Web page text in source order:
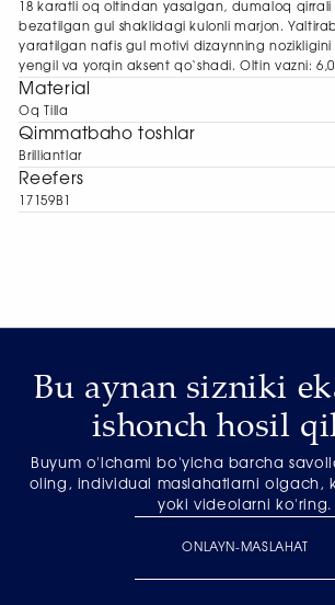
18 karatli oq oltindan yasalgan, dumaloq
bezatilgan gul shaklidagi kulonli marjon.
yaratilgan nafis gul motivi dizaynning
yengil va yorqin aksent qo‘shadi. Oltin vazni:
Material
Oq Tilla
Qimmatbaho toshlar
Brilliantlar
Reefers
17159B1
Bu aynan sizniki
ishonch hosil
Buyum o'lchami bo'yicha barcha
oling, individual maslahatlarni olgach,
yoki videolarni ko'ring.
ONLAYN-MASLAHAT